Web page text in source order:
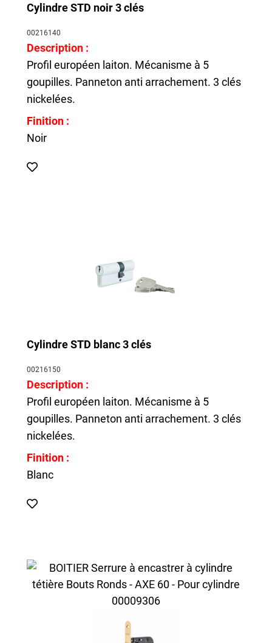
Cylindre STD noir 3 clés
00216140
Description :
Profil européen laiton. Mécanisme à 5
goupilles. Panneton anti arrachement. 3 clés
nickelées.
Finition :
Noir
Cylindre STD blanc 3 clés
00216150
Description :
Profil européen laiton. Mécanisme à 5
goupilles. Panneton anti arrachement. 3 clés
nickelées.
Finition :
Blanc